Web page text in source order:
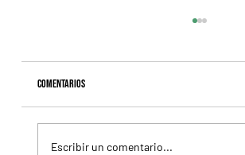
Comentarios
Escribir un comentario...